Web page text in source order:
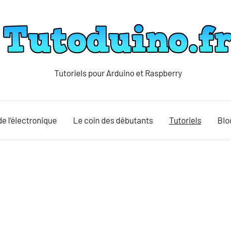
Tutoduino
Tutoriels pour Arduino et Raspberry
l’électronique Le coin des débutants Tutoriels